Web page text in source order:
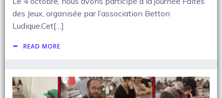
des Jeux, organisée par l’association Betton
Ludique.Cet[…]
READ MORE